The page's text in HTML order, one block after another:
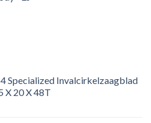
Specialized Invalcirkelzaagblad
X 20 X 48T